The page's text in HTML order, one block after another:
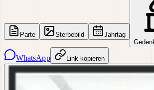
Parte Sterbebild
Jahrtag
WhatsApp Link kopieren